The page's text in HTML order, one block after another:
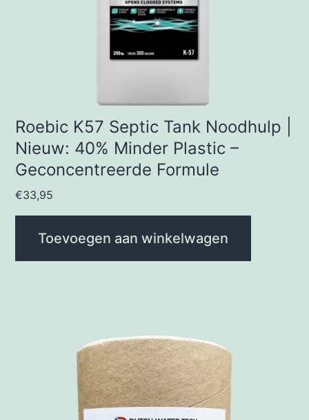
Roebic K57 Septic Tank Noodhulp |
Nieuw: 40% Minder Plastic –
Geconcentreerde Formule
€33,95
Toevoegen aan winkelwagen